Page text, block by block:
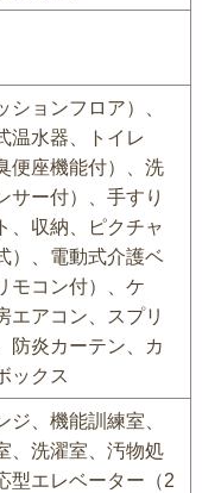
ョンフロア）、
温水器、トイレ
便座機能付）、洗
サー付）、手すり
、収納、ピクチャ
）、電動式介護ベ
モコン付）、ケ
エアコン、スプリ
防炎カーテン、カ
ックス
ジ、機能訓練室、
、洗濯室、汚物処
型エレベーター（2